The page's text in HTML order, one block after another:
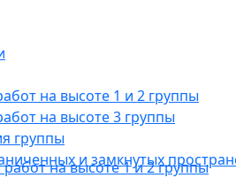
на высоте 1 и 2 группы
на высоте 3 группы
группы
и замкнутых
на высоте 1 и 2 группы